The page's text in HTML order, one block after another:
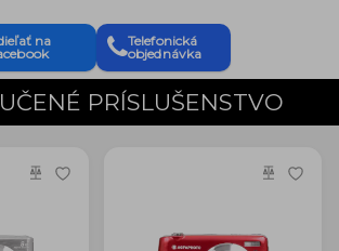
na
Telefonická
objednávka
PRÍSLUŠENSTVO